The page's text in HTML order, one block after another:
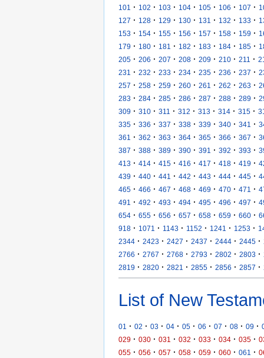
101
· 102 · 103 · 104 · 105 · 106 · 107 ·
127 · 128 · 129 · 130 · 131 · 132 · 133 ·
153 · 154 · 155 · 156 · 157 · 158 · 159 ·
179 · 180 · 181 · 182 · 183 · 184 · 185 ·
205 · 206 · 207 · 208 · 209 · 210 · 211 ·
231
· 232 · 233 · 234 · 235 · 236 · 237 ·
257 · 258 · 259 · 260 · 261 · 262 · 263 ·
283 · 284 · 285 · 286 · 287 · 288 · 289 ·
309 · 310 · 311 · 312 · 313 · 314 · 315 ·
335 · 336 · 337 · 338 · 339 · 340 · 341 ·
361
· 362 · 363 · 364 · 365 · 366 · 367 ·
387 · 388 · 389 · 390 · 391 · 392 · 393 ·
413 · 414 · 415 · 416 · 417 · 418 · 419 ·
439 · 440 · 441 · 442 · 443 · 444 · 445 ·
465 · 466 · 467 · 468 · 469 · 470 · 471 ·
491
· 492 · 493 · 494 · 495 · 496 · 497 ·
654 · 655 · 656 · 657 · 658 · 659 · 660 ·
918 · 1071 · 1143 · 1152 · 1241 · 1253 ·
2344 · 2423 · 2427 · 2437 · 2444 · 2445 ·
2766 · 2767 · 2768 · 2793 · 2802 · 2803 ·
2819 · 2820 · 2821 · 2855 · 2856 · 2857 ·
List of New
01 · 02 · 03 · 04 · 05 · 06 · 07 · 08 · 09 ·
029 · 030 · 031 · 032 · 033 · 034 · 035 ·
055 · 056 · 057 · 058 · 059 · 060 · 061 ·